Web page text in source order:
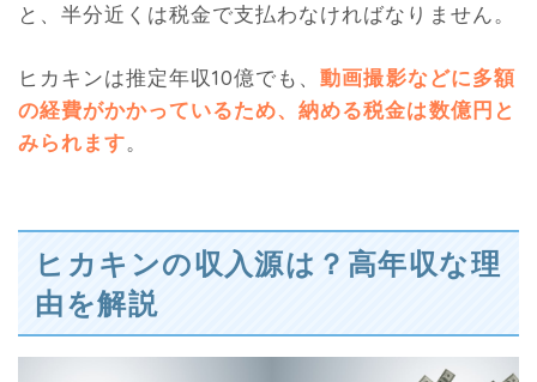
と、半分近くは税金で支払わなければなりません。
ヒカキンは推定年収10億でも、動画撮影などに多額
の経費がかかっているため、納める税金は数億円と
みられます。
ヒカキンの収入源は？高年収な理
由を解説